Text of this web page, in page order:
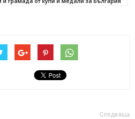
Следваща